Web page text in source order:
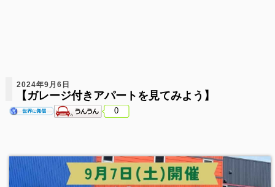
2024年9月6日
【ガレージ付きアパートを見てみよう】
0